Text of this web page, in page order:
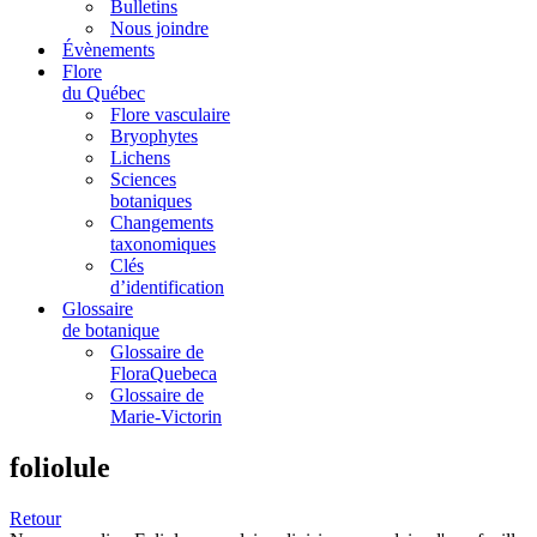
Bulletins
Nous joindre
Évènements
Flore
du Québec
Flore vasculaire
Bryophytes
Lichens
Sciences
botaniques
Changements
taxonomiques
Clés
d’identification
Glossaire
de botanique
Glossaire de
FloraQuebeca
Glossaire de
Marie-Victorin
foliolule
Retour